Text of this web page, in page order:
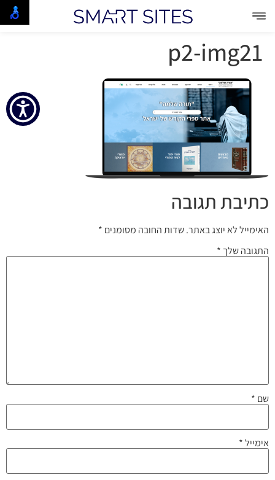
p2-img21
כתיבת תגובה
האימייל לא יוצג באתר.שדות החובה מסומנים *
התגובה שלך *
שם *
אימייל*